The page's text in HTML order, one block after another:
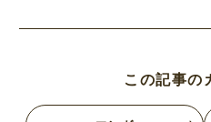
この記事の